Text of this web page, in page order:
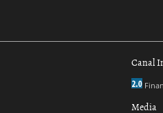
Canal
Media